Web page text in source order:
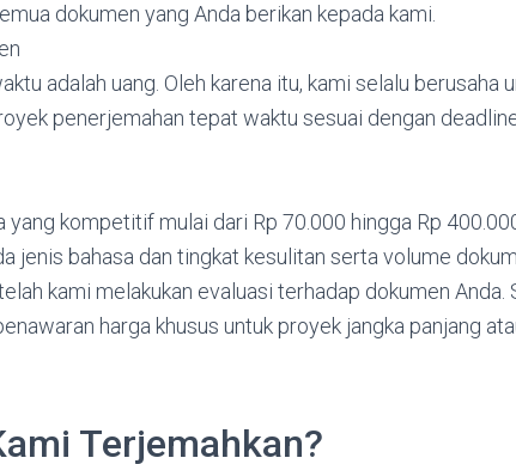
dokumen yang Anda berikan kepada kami.
adalah uang. Oleh karena itu, kami selalu berusaha
penerjemahan tepat waktu sesuai dengan
yang kompetitif mulai dari Rp 70.000 hingga Rp
jenis bahasa dan tingkat kesulitan serta volume
kami melakukan evaluasi terhadap dokumen Anda.
harga khusus untuk proyek jangka panjang
Terjemahkan?